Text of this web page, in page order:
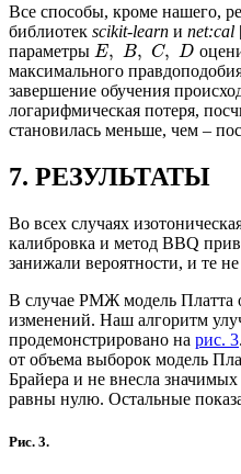
Все способы, кроме нашего,
библиотек scikit-learn и net:cal
параметры E, B, C, D
максимального
завершение обучения
логарифмическая потеря,
становилась меньше, чем –
7. РЕЗУЛЬТАТЫ
Во всех случаях
калибровка и метод BBQ
занижали вероятности, и те
В случае РМЖ модель Платта
изменений. Наш алгоритм
продемонстрировано на рис. 3
от объема выборок модель
Брайера и не внесла
равны нулю. Остальные
Рис. 3.